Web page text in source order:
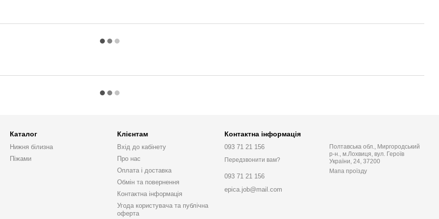
Каталог
Нижня білизна
Піжами
Клієнтам
Вхід до кабінету
Про нас
Оплата і доставка
Обмін та повернення
Контактна інформація
Угода користувача та публічна
оферта
Контактна інформація
093 71 21 156
Передзвонити вам?
093 71 21 156
epica.job@mail.com
Полтавська обл., Миргородський
р-н., м.Лохвиця, вул. Героїв
України, 24, 37200
Мапа проїзду